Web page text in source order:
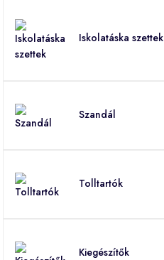
Iskolatáska szettek
Szandál
Tolltartók
Kiegészítők